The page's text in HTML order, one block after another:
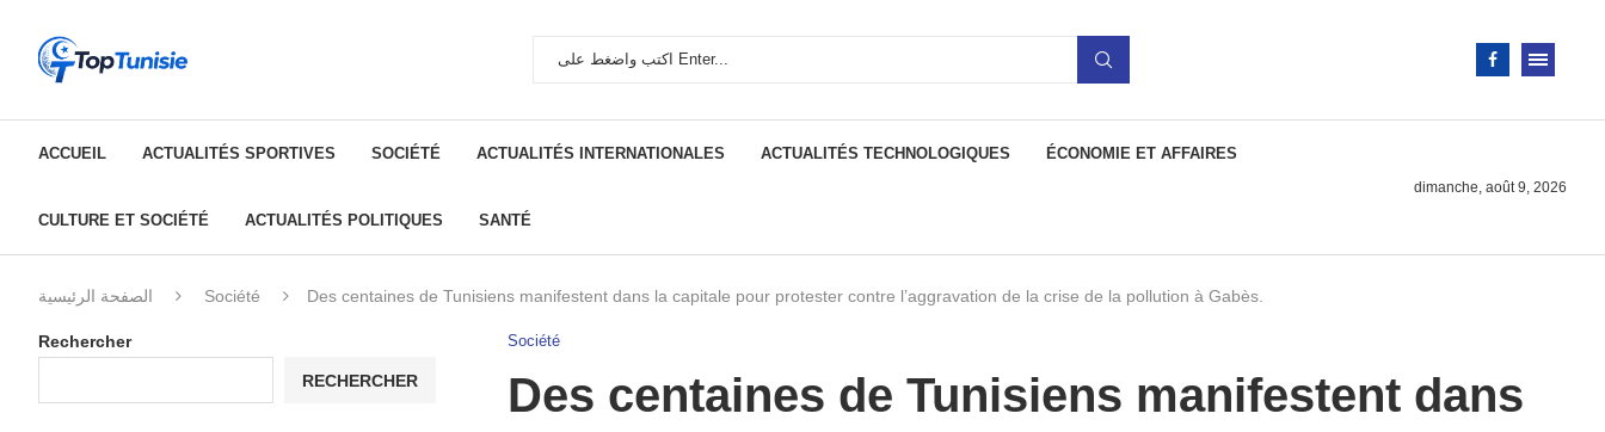
ACCUEIL ACTUALITÉS SPORTIVES SOCIÉTÉ ACTUALITÉS INTERNATIONALES ACTUALITÉS TECHNOLOGIQUES ÉCONOMIE ET AFFAIRES
CULTURE ET SOCIÉTÉ ACTUALITÉS POLITIQUES SANTÉ
dimanche, août 9, 2026
الصفحة الرئيسية Société Des centaines de Tunisiens manifestent dans la capitale pour protester contre l’aggravation de la crise de la pollution à Gabès.
Société
Des centaines de Tunisiens manifestent dans
Rechercher
RECHERCHER